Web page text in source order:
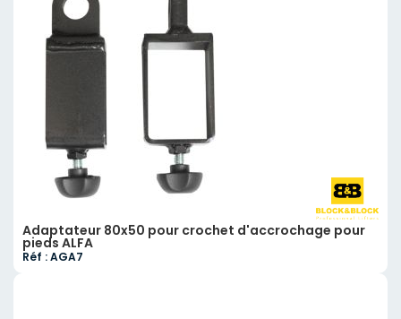
Adaptateur 80x50 pour crochet d'accrochage pour
pieds ALFA
Réf : AGA7